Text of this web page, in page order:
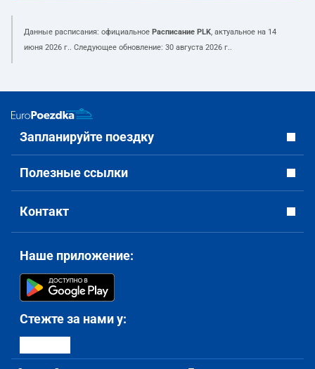
Данные расписания: официальное Расписание PLK, актуальное на 14
июня 2026 г.. Следующее обновление: 30 августа 2026 г..
Запланируйте поездку
Полезные ссылки
Контакт
Наше приложение:
Стежте за нами у: